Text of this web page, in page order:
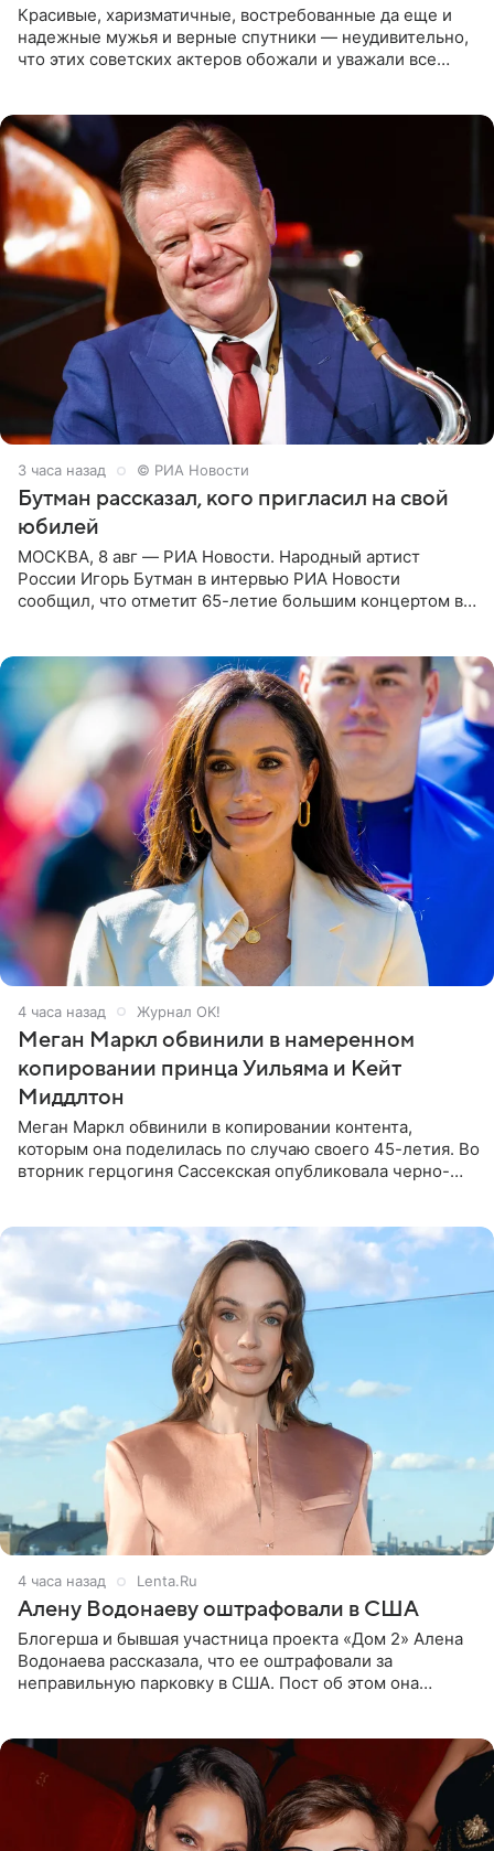
Красивые, харизматичные, востребованные да еще и
надежные мужья и верные спутники — неудивительно,
что этих советских актеров обожали и уважали все
3 часа назад © РИА Новости
Бутман рассказал, кого пригласил на свой
юбилей
МОСКВА, 8 авг — РИА Новости. Народный артист
России Игорь Бутман в интервью РИА Новости
сообщил, что отметит 65-летие большим концертом в
4 часа назад Журнал OK!
Меган Маркл обвинили в намеренном
копировании принца Уильяма и Кейт
Миддлтон
Меган Маркл обвинили в копировании контента,
которым она поделилась по случаю своего 45-летия. Во
вторник герцогиня Сассекская опубликовала черно-
4 часа назад Lenta.Ru
Алену Водонаеву оштрафовали в США
Блогерша и бывшая участница проекта «Дом 2» Алена
Водонаева рассказала, что ее оштрафовали за
неправильную парковку в США. Пост об этом она